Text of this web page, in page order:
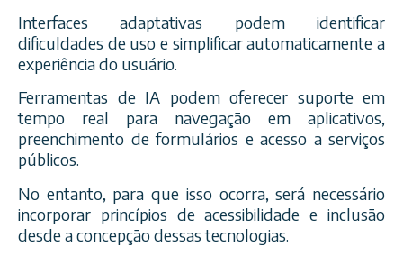
Interfaces adaptativas podem identificar
dificuldades de uso e simplificar automaticamente a
experiência do usuário.
Ferramentas de IA podem oferecer suporte em
tempo real para navegação em aplicativos,
preenchimento de formulários e acesso a serviços
públicos.
No entanto, para que isso ocorra, será necessário
incorporar princípios de acessibilidade e inclusão
desde a concepção dessas tecnologias.